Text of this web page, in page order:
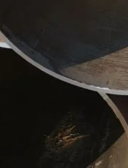
TRONG